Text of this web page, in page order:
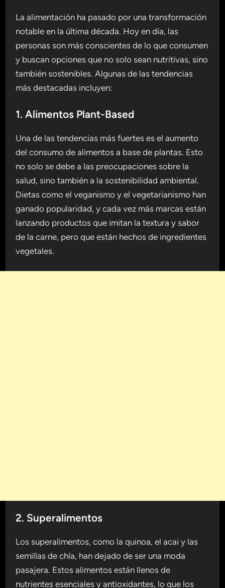
La alimentación ha pasado por una transformación
notable en la última década. Hoy en día, las
personas son más conscientes de lo que consumen
y buscan opciones que no solo sean nutritivas, sino
también sostenibles. Algunas de las tendencias
más destacadas incluyen:
1. Alimentos Plant-Based
Una de las tendencias más fuertes es el aumento
del consumo de alimentos a base de plantas. Esto
no solo se debe a las preocupaciones sobre la
salud, sino también a la sostenibilidad ambiental.
Dietas como el veganismo y el vegetarianismo han
ganado popularidad, y cada vez más marcas están
lanzando productos que imitan la textura y sabor
de la carne, pero que están hechos de ingredientes
vegetales.
2. Superalimentos
Los superalimentos, como la quinoa, el acai y las
semillas de chía, han dejado de ser una moda
pasajera. Estos alimentos están llenos de
nutrientes esenciales y antioxidantes, lo que los